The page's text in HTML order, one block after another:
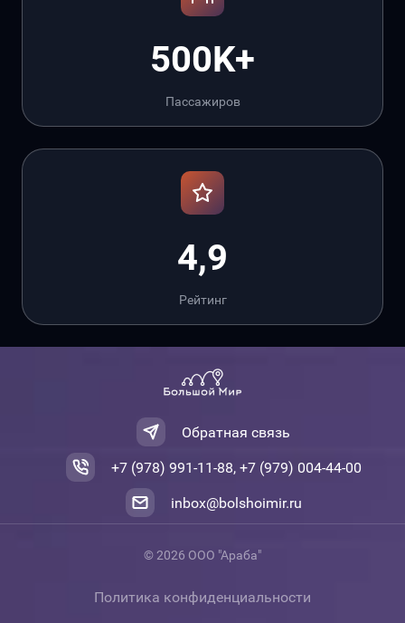
500K+
Пассажиров
4,9
Рейтинг
Обратная связь
+7 (978) 991-11-88, +7 (979) 004-44-00
inbox@bolshoimir.ru
© 2026 ООО "Араба"
Политика конфиденциальности